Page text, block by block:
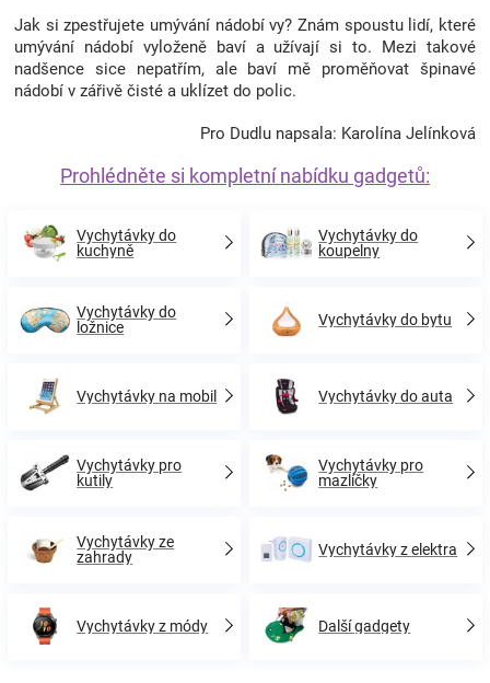
Jak si zpestřujete umývání nádobí vy? Znám spoustu lidí, které
umývání nádobí vyloženě baví a užívají si to. Mezi takové
nadšence sice nepatřím, ale baví mě proměňovat špinavé
nádobí v zářivě čisté a uklízet do polic.
Pro Dudlu napsala: Karolína Jelínková
Prohlédněte si kompletní nabídku gadgetů:
Vychytávky do
kuchyně
Vychytávky do
koupelny
Vychytávky do
ložnice
Vychytávky do bytu
Vychytávky na mobil Vychytávky do auta
Vychytávky pro
kutily
Vychytávky pro
mazlíčky
Vychytávky ze
zahrady
Vychytávky z elektra
Vychytávky z módy Další gadgety